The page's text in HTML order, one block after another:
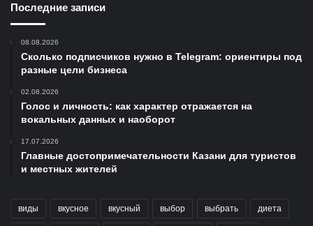
Последние записи
08.08.2026
Сколько подписчиков нужно в Telegram: ориентиры под
разные цели бизнеса
02.08.2026
Голос и личность: как характер отражается на
вокальных данных и наоборот
17.07.2026
Главные достопримечательности Казани для туристов
и местных жителей
виды вкусное вкусный выбор выбрать диета